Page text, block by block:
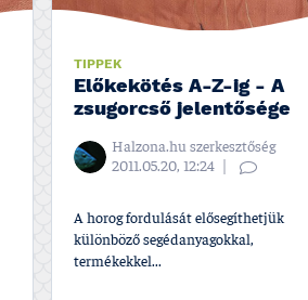
TIPPEK
Előkekötés A-Z-ig - A
zsugorcső jelentősége
Halzona.hu szerkesztőség
2011.05.20, 12:24
A horog fordulását elősegí­thetjük
különböző segédanyagokkal,
termékekkel...